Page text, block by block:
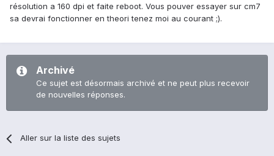
résolution a 160 dpi et faite reboot. Vous pouver essayer sur cm7
sa devrai fonctionner en theori tenez moi au courant ;).
Archivé
Ce sujet est désormais archivé et ne peut plus recevoir
de nouvelles réponses.
Aller sur la liste des sujets